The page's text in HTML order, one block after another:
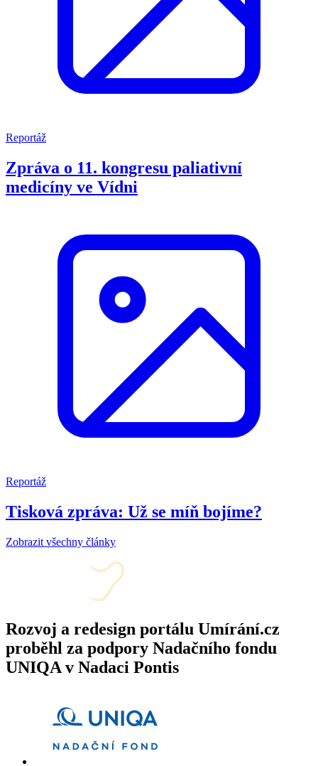
Reportáž
Zpráva o 11. kongresu paliativní
medicíny ve Vídni
Reportáž
Tisková zpráva: Už se míň bojíme?
Zobrazit všechny články
Rozvoj a redesign portálu Umírání.cz
proběhl za podpory Nadačního fondu
UNIQA v Nadaci Pontis